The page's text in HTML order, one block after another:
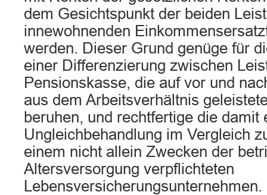
dem Gesichtspunkt der beiden
innewohnenden
werden. Dieser Grund genüge für
einer Differenzierung zwischen
Pensionskasse, die auf vor und
aus dem Arbeitsverhältnis
beruhen, und rechtfertige die damit
Ungleichbehandlung im Vergleich
einem nicht allein Zwecken der
Altersversorgung verpflichteten
Lebensversicherungsunternehmen.